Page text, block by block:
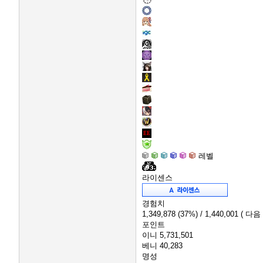
레벨
라이센스
경험치
1,349,878 (37%) / 1,440,001 ( 다음
포인트
이니 5,731,501
베니 40,283
명성